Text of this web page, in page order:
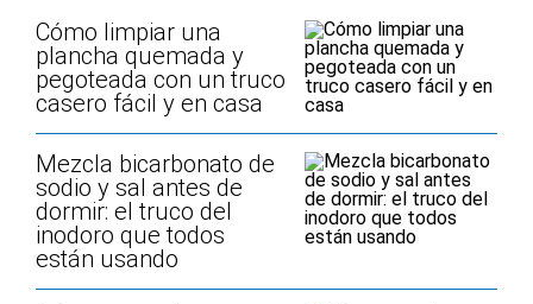
Cómo limpiar una
plancha quemada y
pegoteada con un truco
casero fácil y en casa
Mezcla bicarbonato de
sodio y sal antes de
dormir: el truco del
inodoro que todos
están usando